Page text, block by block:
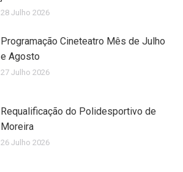
28 Julho 2026
Programação Cineteatro Mês de Julho
e Agosto
27 Julho 2026
Requalificação do Polidesportivo de
Moreira
26 Julho 2026